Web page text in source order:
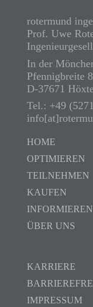
rotermund
Prof. Uwe
In der
Pfennigbreite 8
D-37671
Tel.: +49
HOME
OPTIMIEREN
TEILNEHMEN
KAUFEN
INFORMIEREN
ÜBER UNS
KARRIERE
IMPRESSUM